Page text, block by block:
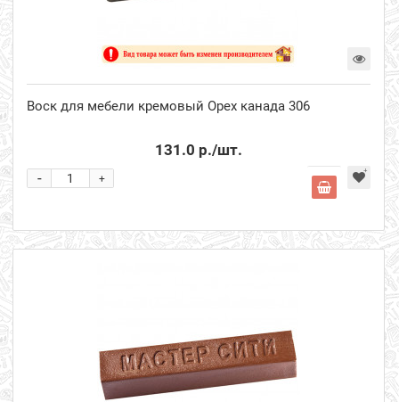
Воск для мебели кремовый Орех канада 306
131.0 р./шт.
+
-